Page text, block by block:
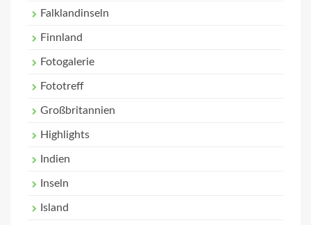
Falklandinseln
Finnland
Fotogalerie
Fototreff
Großbritannien
Highlights
Indien
Inseln
Island